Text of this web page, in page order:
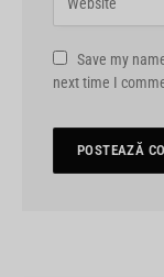
Save my
next time I